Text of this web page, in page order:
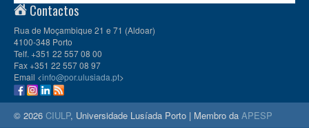
Contactos
Rua de Moçambique 21 e 71 (Aldoar)
4100-348 Porto
Telf. +351 22 557 08 00
Fax +351 22 557 08 97
Email <info@por.ulusiada.pt>
© 2026 CIULP, Universidade Lusíada Porto | Membro da APESP